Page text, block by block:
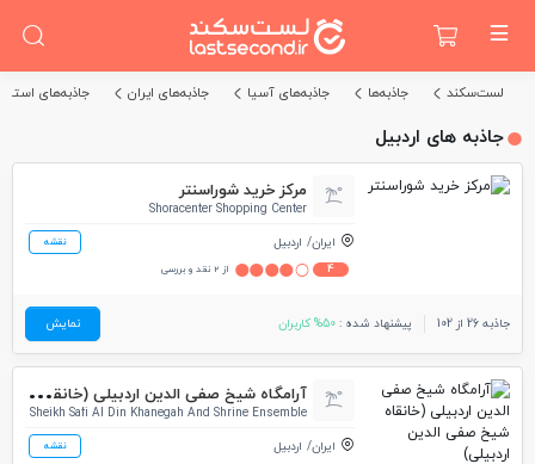
لست‌سکند جاذبه‌ها جاذبه‌های آسیا جاذبه‌های ایران جاذبه‌های استان
جاذبه های اردبیل
مرکز خرید شوراسنتر
Shoracenter Shopping Center
ایران اردبیل نقشه
4 از 2 نقد و بررسی
جاذبه 26 از 102 پیشنهاد شده : 50% کاربران نمایش
آرا
مگاه شیخ صفی الدین اردبیلی (خانقاه شیخ صفی الدین اردبیلی)
Sheikh Safi Al Din Khanegah And Shrine Ensemble
ایران اردبیل نقشه